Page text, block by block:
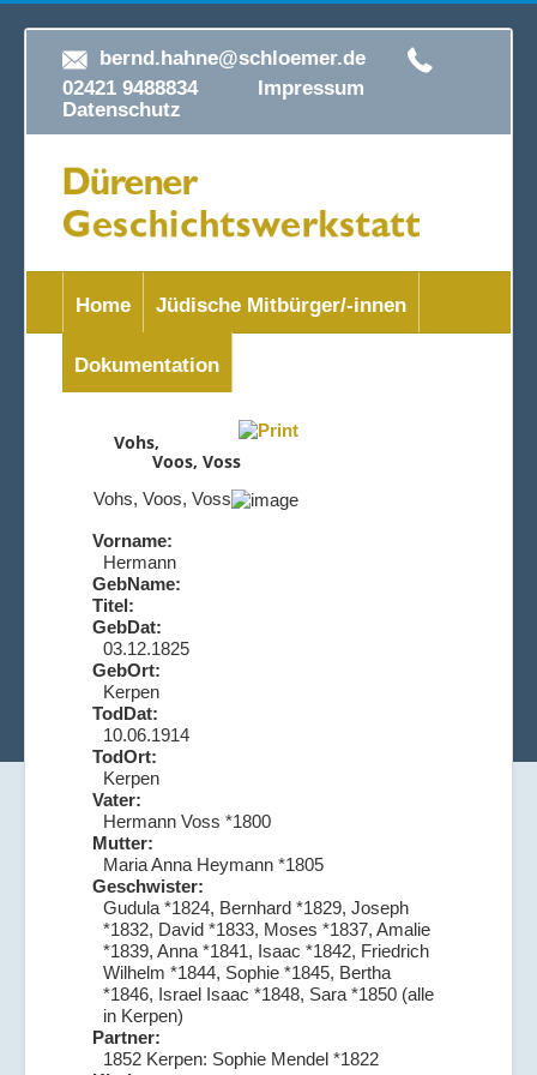
bernd.hahne@schloemer.de
02421 9488834 Impressum
Datenschutz
Home Jüdische Mitbürger/-innen
Dokumentation
Vohs,
Voos, Voss
Vohs, Voos, Voss
Vorname:
Hermann
GebName:
Titel:
GebDat:
03.12.1825
GebOrt:
Kerpen
TodDat:
10.06.1914
TodOrt:
Kerpen
Vater:
Hermann Voss *1800
Mutter:
Maria Anna Heymann *1805
Geschwister:
Gudula *1824, Bernhard *1829, Joseph
*1832, David *1833, Moses *1837, Amalie
*1839, Anna *1841, Isaac *1842, Friedrich
Wilhelm *1844, Sophie *1845, Bertha
*1846, Israel Isaac *1848, Sara *1850 (alle
in Kerpen)
Partner:
1852 Kerpen: Sophie Mendel *1822